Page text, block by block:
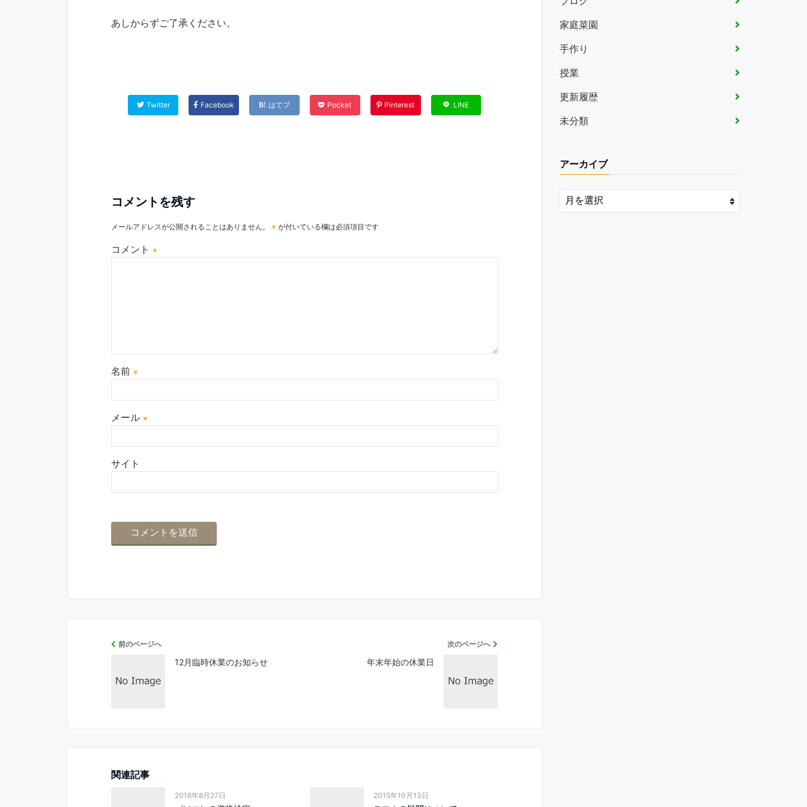
あしからずご了承ください。
Twitter Facebook はてブ Pocket Pinterest LINE
コメントを残す
メールアドレスが公開されることはありません。 ※ が付いている欄は必須項目です
コメント ※
名前 ※
メール ※
サイト
前のページへ
12月臨時休業のお知らせ
次のページへ
年末年始の休業日
関連記事
2016年8月27日 2015年10月13日
家庭菜園
手作り
授業
更新履歴
未分類
アーカイブ